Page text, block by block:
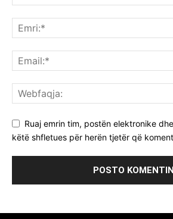
Ruaj emrin tim, postën elektronike
këtë shfletues për herën tjetër që